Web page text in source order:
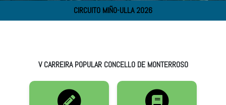
CIRCUITO MIÑO-ULLA 2026
V CARREIRA POPULAR CONCELLO DE MONTERROSO